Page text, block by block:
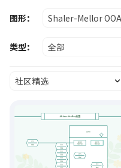
图形： Shaler-Mellor OOA
类型： 全部
社区精选